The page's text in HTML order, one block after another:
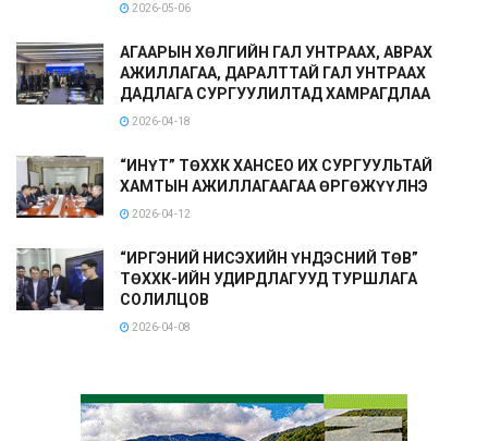
2026-05-06
АГААРЫН ХӨЛГИЙН ГАЛ УНТРААХ, АВРАХ
АЖИЛЛАГАА, ДАРАЛТТАЙ ГАЛ УНТРААХ
ДАДЛАГА СУРГУУЛИЛТАД ХАМРАГДЛАА
2026-04-18
“ИНҮТ” ТӨХХК ХАНСЕО ИХ СУРГУУЛЬТАЙ
ХАМТЫН АЖИЛЛАГААГАА ӨРГӨЖҮҮЛНЭ
2026-04-12
“ИРГЭНИЙ НИСЭХИЙН ҮНДЭСНИЙ ТӨВ”
ТӨХХК-ИЙН УДИРДЛАГУУД ТУРШЛАГА
СОЛИЛЦОВ
2026-04-08